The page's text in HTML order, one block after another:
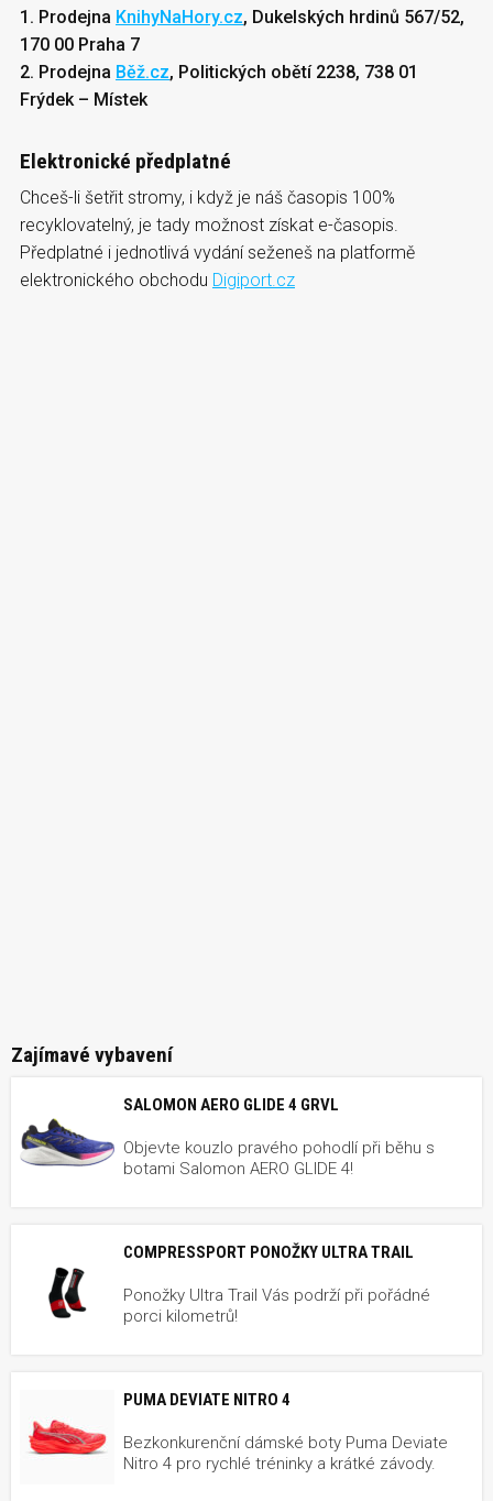
1. Prodejna KnihyNaHory.cz, Dukelských hrdinů 567/52,
170 00 Praha 7
2. Prodejna Běž.cz, Politických obětí 2238, 738 01
Frýdek – Místek
Elektronické předplatné
Chceš-li šetřit stromy, i když je náš časopis 100%
recyklovatelný, je tady možnost získat e-časopis.
Předplatné i jednotlivá vydání seženeš na platformě
elektronického obchodu Digiport.cz
Zajímavé vybavení
SALOMON AERO GLIDE 4 GRVL
Objevte kouzlo pravého pohodlí při běhu s
botami Salomon AERO GLIDE 4!
COMPRESSPORT PONOŽKY ULTRA TRAIL
Ponožky Ultra Trail Vás podrží při pořádné
porci kilometrů!
PUMA DEVIATE NITRO 4
Bezkonkurenční dámské boty Puma Deviate
Nitro 4 pro rychlé tréninky a krátké závody.